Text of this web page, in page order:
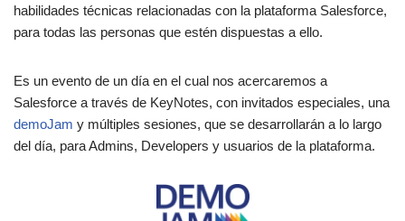
habilidades técnicas relacionadas con la plataforma Salesforce,
para todas las personas que estén dispuestas a ello.
Es un evento de un día en el cual nos acercaremos a
Salesforce a través de KeyNotes, con invitados especiales, una
demoJam y múltiples sesiones, que se desarrollarán a lo largo
del día, para Admins, Developers y usuarios de la plataforma.